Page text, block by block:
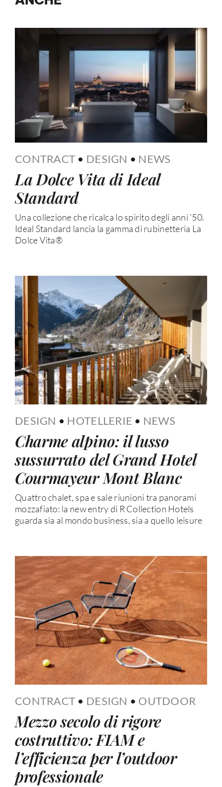
CONTRACT • DESIGN • NEWS
La Dolce Vita di Ideal
Standard
Una collezione che ricalca lo spirito degli anni '50.
Ideal Standard lancia la gamma di rubinetteria La
Dolce Vita®
DESIGN • HOTELLERIE • NEWS
Charme alpino: il lusso
sussurrato del Grand Hotel
Courmayeur Mont Blanc
Quattro chalet, spa e sale riunioni tra panorami
mozzafiato: la new entry di R Collection Hotels
guarda sia al mondo business, sia a quello leisure
CONTRACT • DESIGN • OUTDOOR
Mezzo secolo di rigore
costruttivo: FIAM e
l’efficienza per l’outdoor
professionale